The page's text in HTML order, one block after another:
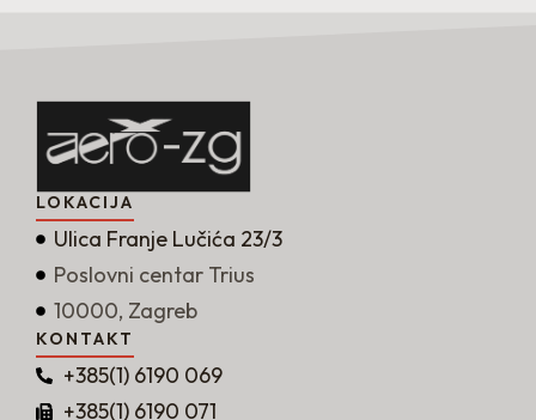
LOKACIJA
Ulica Franje Lučića 23/3
Poslovni centar Trius
10000, Zagreb
KONTAKT
+385(1) 6190 069
+385(1) 6190 071